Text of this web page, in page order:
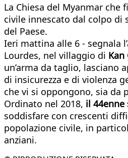
La Chiesa del Myanmar
civile innescato dal colpo
del Paese.
Ieri mattina alle 6 - segnala
Lourdes, nel villaggio di Kan
un’arma da taglio, lasciano
di insicurezza e di violenza
che vi si oppongono, sia da
Ordinato nel 2018, il
soddisfare con crescenti
popolazione civile, in
anziani.